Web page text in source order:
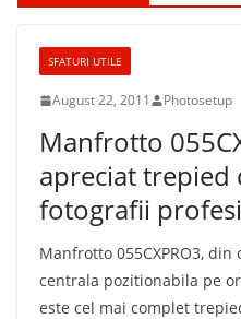
SFATURI UTILE
August 22, 2011 Photosetup
Manfrotto
apreciat trepied
fotografii
Manfrotto 055CXPRO3, din
centrala pozitionabila pe
este cel mai complet